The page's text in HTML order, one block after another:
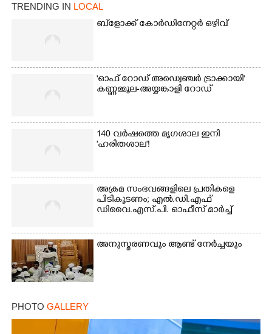
TRENDING IN LOCAL
ബ്‌ളോക്ക് കോർഡിനേറ്റർ ഒഴിവ്
'ഓഫ് റോഡ് അഡ്വെഞ്ചർ ട്രാക്കായി'
കണ്ണമ്മൂല-അയ്യങ്കാളി റോഡ്
140 വർഷത്തെ മൃഗശാല ഇനി
'ഹരിതശാല'!
അക്രമ സംഭവങ്ങളിലെ പ്രതികളെ
പിടികൂടണം; എൽ.ഡി.എഫ്
ഡിവൈ.എസ്.പി. ഓഫീസ് മാർച്ച്
അനുസ്മരണവും ആണ്ട് നേർച്ചയും
PHOTO GALLERY